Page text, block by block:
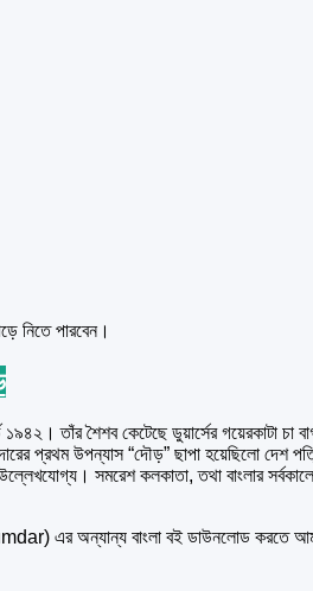
নিতে পারবেন।
তাঁর শৈশব কেটেছে ডুয়ার্সের গয়েরকাটা চা
প্রথম উপন্যাস “দৌড়” ছাপা হয়েছিলো
সমরেশ কলকাতা, তথা বাংলার
এর অন্যান্য বাংলা বই ডাউনলোড করতে